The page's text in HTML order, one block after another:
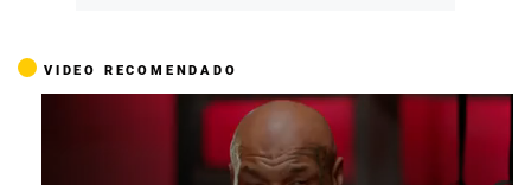
VIDEO RECOMENDADO